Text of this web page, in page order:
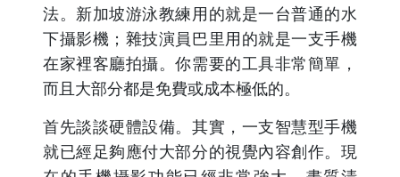
法。新加坡游泳教練用的就是一台普通的水
下攝影機；雜技演員巴里用的就是一支手機
在家裡客廳拍攝。你需要的工具非常簡單，
而且大部分都是免費或成本極低的。
首先談談硬體設備。其實，一支智慧型手機
就已經足夠應付大部分的視覺內容創作。現